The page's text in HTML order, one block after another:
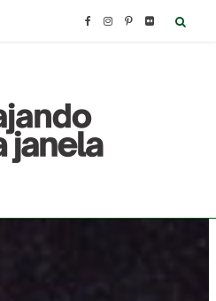
e
I P F